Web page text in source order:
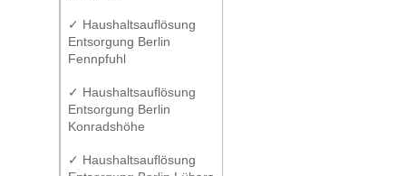
✓ Haushaltsauflösung
Entsorgung Berlin
Fennpfuhl
✓ Haushaltsauflösung
Entsorgung Berlin
Konradshöhe
✓ Haushaltsauflösung